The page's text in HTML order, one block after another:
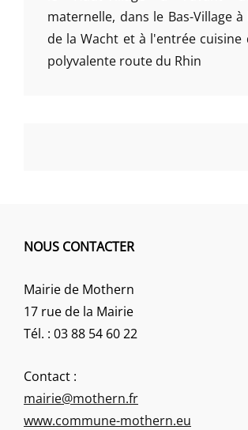
maternelle, dans le Bas-Village
de la Wacht et à l'entrée cuisine
polyvalente route du Rhin
NOUS CONTACTER
Mairie de Mothern
17 rue de la Mairie
Tél. : 03 88 54 60 22
Contact :
mairie@mothern.fr
www.commune-mothern.eu